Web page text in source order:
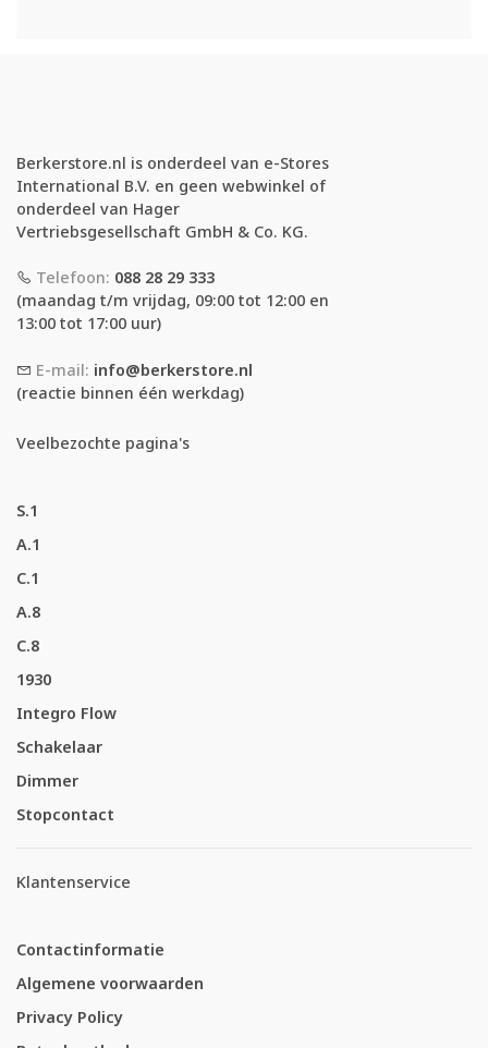
Berkerstore.nl is onderdeel van e-Stores
International B.V. en geen webwinkel of
onderdeel van Hager
Vertriebsgesellschaft GmbH & Co. KG.
Telefoon: 088 28 29 333
(maandag t/m vrijdag, 09:00 tot 12:00 en
13:00 tot 17:00 uur)
E-mail: info@berkerstore.nl
(reactie binnen één werkdag)
Veelbezochte pagina's
S.1
A.1
C.1
A.8
C.8
1930
Integro Flow
Schakelaar
Dimmer
Stopcontact
Klantenservice
Contactinformatie
Algemene voorwaarden
Privacy Policy